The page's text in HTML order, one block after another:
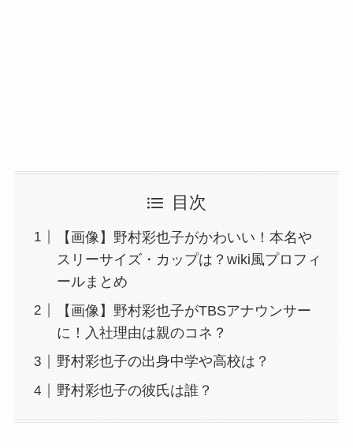
目次
【画像】野村彩也子がかわいい！本名や
スリーサイズ・カップは？wiki風プロフィ
ールまとめ
【画像】野村彩也子がTBSアナウンサー
に！入社理由は親のコネ？
野村彩也子の出身中学や高校は？
野村彩也子の彼氏は誰？